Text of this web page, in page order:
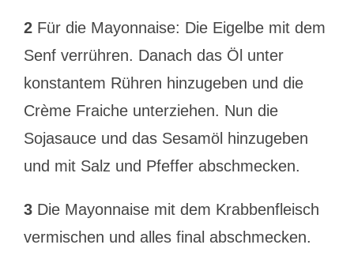
2Für die Mayonnaise: Die Eigelbe mit dem
Senf verrühren. Danach das Öl unter
konstantem Rühren hinzugeben und die
Crème Fraiche unterziehen. Nun die
Sojasauce und das Sesamöl hinzugeben
und mit Salz und Pfeffer abschmecken.
3Die Mayonnaise mit dem Krabbenfleisch
vermischen und alles final abschmecken.